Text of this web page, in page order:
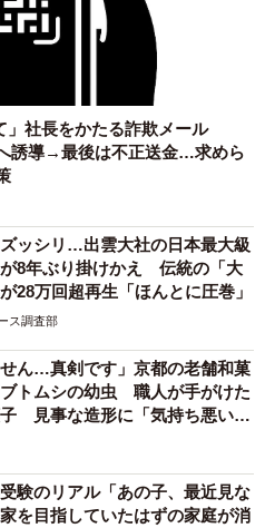
」社長をかたる詐欺メール
誘導→最後は不正送金…求めら
ッシリ…出雲大社の日本最大級
が8年ぶり掛けかえ 伝統の「大
28万回超再生「ほんとに圧巻」
ス調査部
せん…真剣です」京都の老舗和菓
トムシの幼虫 職人が手がけた
見事な造形に「気持ち悪いく
受験のリアル「あの子、最近見な
を目指していたはずの家庭が消